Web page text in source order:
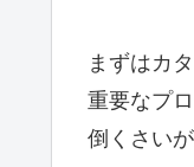
まずはカ
重要なプ
倒くさい